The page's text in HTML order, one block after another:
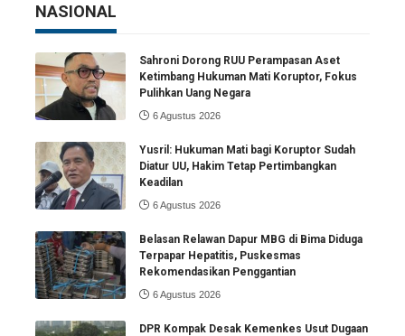
NASIONAL
Sahroni Dorong RUU Perampasan Aset
Ketimbang Hukuman Mati Koruptor, Fokus
Pulihkan Uang Negara
6 Agustus 2026
Yusril: Hukuman Mati bagi Koruptor Sudah
Diatur UU, Hakim Tetap Pertimbangkan
Keadilan
6 Agustus 2026
Belasan Relawan Dapur MBG di Bima Diduga
Terpapar Hepatitis, Puskesmas
Rekomendasikan Penggantian
6 Agustus 2026
DPR Kompak Desak Kemenkes Usut Dugaan